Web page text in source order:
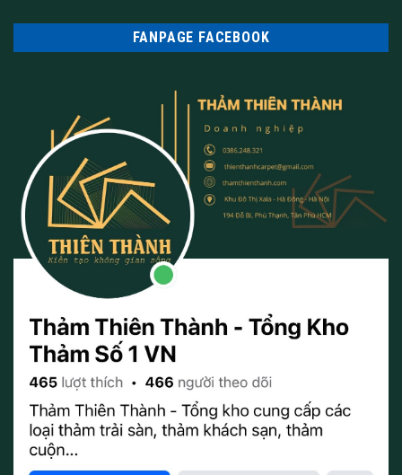
FANPAGE FACEBOOK